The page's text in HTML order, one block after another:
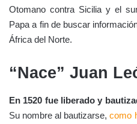
Otomano contra Sicilia y el
Papa a fin de buscar
África del Norte.
“Nace” Juan
En 1520 fue liberado y
Su nombre al bautizarse,como